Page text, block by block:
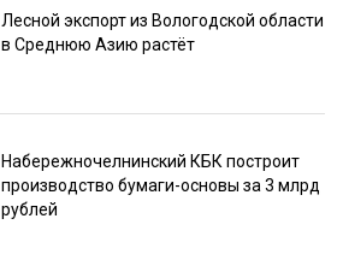
Лесной экспорт из Вологодской области
в Среднюю Азию растёт
Набережночелнинский КБК построит
производство бумаги-основы за 3 млрд
рублей